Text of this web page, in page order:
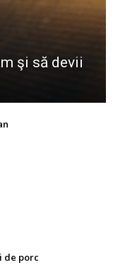
şi să devii
de porc